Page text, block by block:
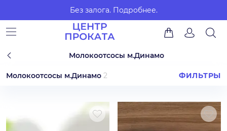
Без залога. Подробнее.
Молокоотсосы м.Динамо
Молокоотсосы м.Динамо 2 ФИЛЬТРЫ